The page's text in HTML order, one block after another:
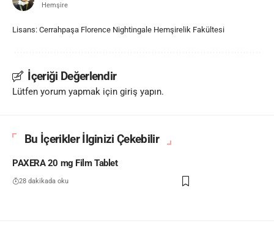
Hemşire
Lisans: Cerrahpaşa Florence Nightingale Hemşirelik Fakültesi
İçeriği Değerlendir
Lütfen yorum yapmak için giriş yapın.
Bu İçerikler İlginizi Çekebilir
PAXERA 20 mg Film Tablet
28 dakikada oku